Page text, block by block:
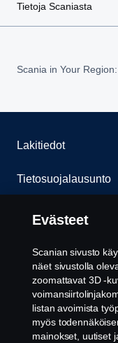
Tietoja Scaniasta
Scania in Your Region:
Lakitiedot
Tietosuojalausunto
Evästeet
Ota yhteyttä
Whistleblowing -
Evästeiden
Evästeet
Scanian sivusto
näet sivustolla
zoomattavat 3D -
listan avoimista
myös
mainokset, uutiset